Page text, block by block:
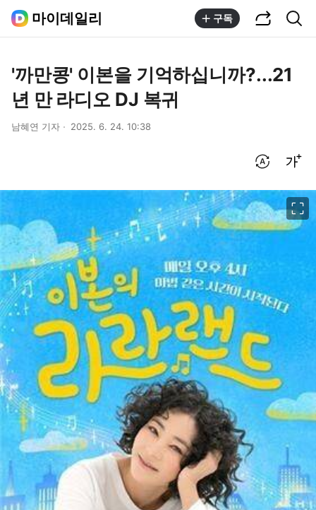
마이데일리 구독
'까만콩' 이본을 기억하십니까?...21
년 만 라디오 DJ 복귀
남혜연 기자 2025. 6. 24. 10:38